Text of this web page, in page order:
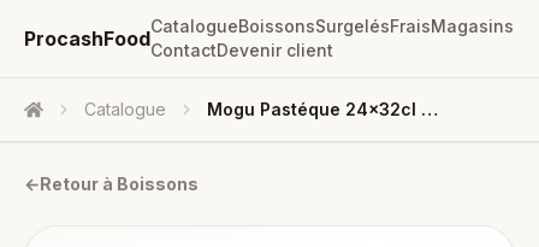
ProcashFood
CatalogueBoissonsSurgelésFraisMagasins
ContactDevenir client
Accueil Catalogue Mogu Pastéque 24x32cl 9/pl PE72
←Retour à Boissons